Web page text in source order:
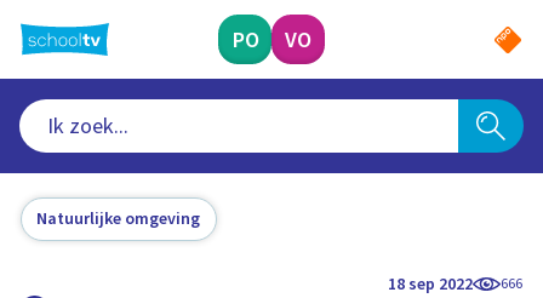
naar
hoofdinhoud
PO VO
Natuurlijke omgeving
18 sep 2022 666